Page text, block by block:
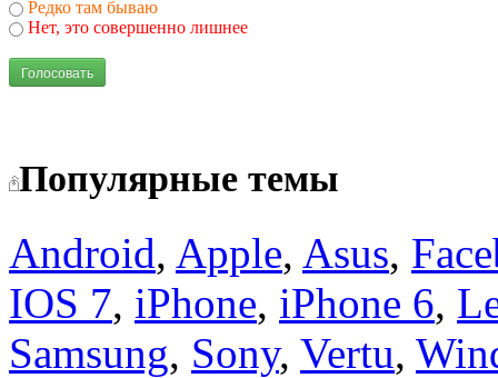
Редко там бываю
Нет, это совершенно лишнее
Голосовать
Популярные темы
Android, Apple, Asus,
IOS 7, iPhone, iPhone 6,
Samsung, Sony, Vertu,